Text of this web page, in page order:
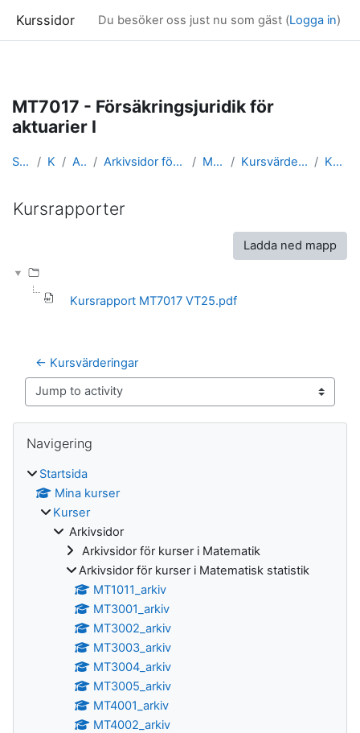
Kurssidor Du besöker oss just nu som gäst (Logga in)
MT7017 - Försäkringsjuridik för
aktuarier I
Startsida Kurser Arkivsidor Arkivsidor för kurser i Matematisk statistik MT7017_arkiv Kursvärderingar och kursrapporter Kursrapporter
Kursrapporter
Ladda ned mapp
Kursrapport MT7017 VT25.pdf
← Kursvärderingar
Jump to activity
Block
Navigering
Startsida
Mina kurser
Kurser
Arkivsidor
Arkivsidor för kurser i Matematik
Arkivsidor för kurser i Matematisk statistik
MT1011_arkiv
MT3001_arkiv
MT3002_arkiv
MT3003_arkiv
MT3004_arkiv
MT3005_arkiv
MT4001_arkiv
MT4002_arkiv